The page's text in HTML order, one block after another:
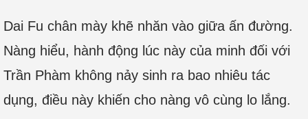
Dai Fu chân mày khẽ nhăn vào giữa ấn đường.
Nàng hiểu, hành động lúc này của minh đối với
Trần Phàm không nảy sinh ra bao nhiêu tác
dụng, điều này khiến cho nàng vô cùng lo lắng.